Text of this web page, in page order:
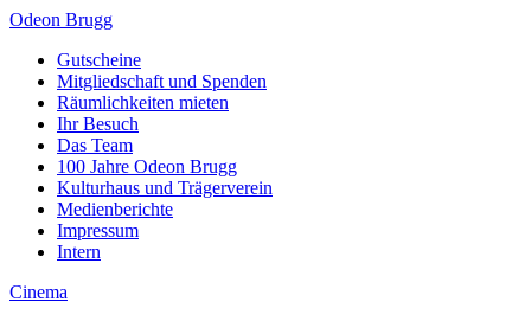
Odeon Brugg
Gutscheine
Mitgliedschaft und Spenden
Räumlichkeiten mieten
Ihr Besuch
Das Team
100 Jahre Odeon Brugg
Kulturhaus und Trägerverein
Medienberichte
Impressum
Intern
Cinema